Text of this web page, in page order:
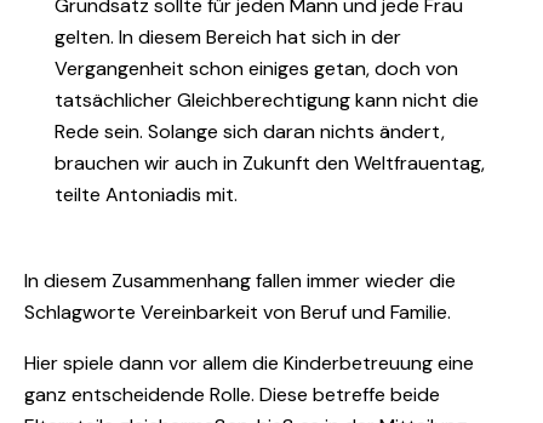
Grundsatz sollte für jeden Mann und jede Frau
gelten. In diesem Bereich hat sich in der
Vergangenheit schon einiges getan, doch von
tatsächlicher Gleichberechtigung kann nicht die
Rede sein. Solange sich daran nichts ändert,
brauchen wir auch in Zukunft den Weltfrauentag,
teilte Antoniadis mit.
In diesem Zusammenhang fallen immer wieder die
Schlagworte Vereinbarkeit von Beruf und Familie.
Hier spiele dann vor allem die Kinderbetreuung eine
ganz entscheidende Rolle. Diese betreffe beide